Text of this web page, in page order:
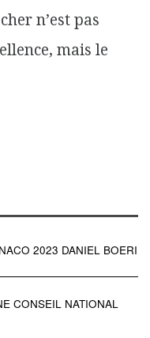
n’est pas
mais le
2023 DANIEL BOERI
CONSEIL NATIONAL